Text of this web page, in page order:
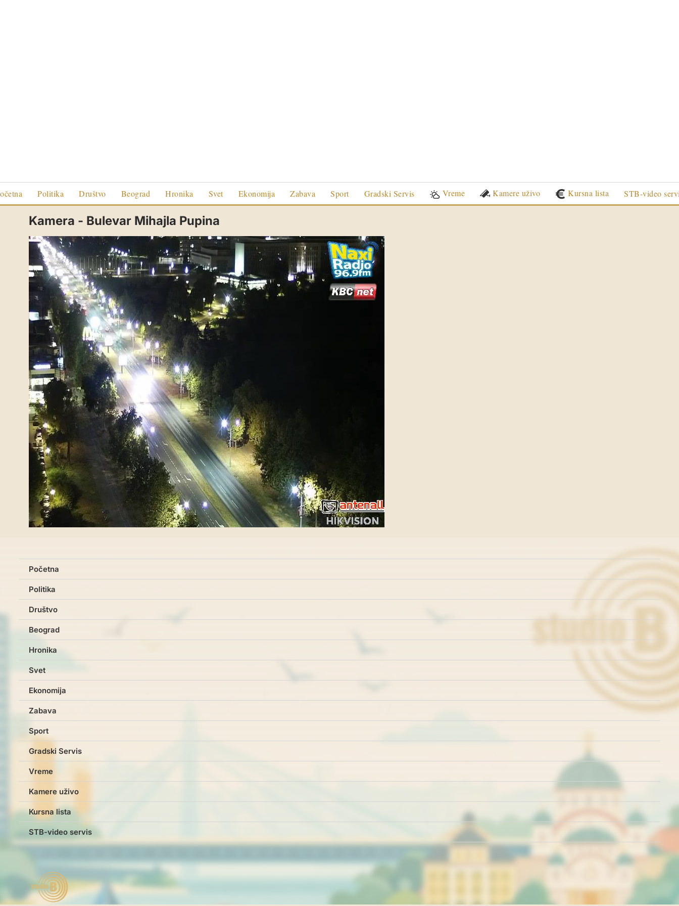
Politika Društvo Beograd Hronika Svet Ekonomija Zabava Sport Gradski Servis Vreme Kamere uživo Kursna lista STB-video
Kamera - Bulevar Mihajla Pupina
Početna
Politika
Društvo
Beograd
Hronika
Svet
Ekonomija
Zabava
Sport
Gradski Servis
Vreme
Kamere uživo
Kursna lista
STB-video servis